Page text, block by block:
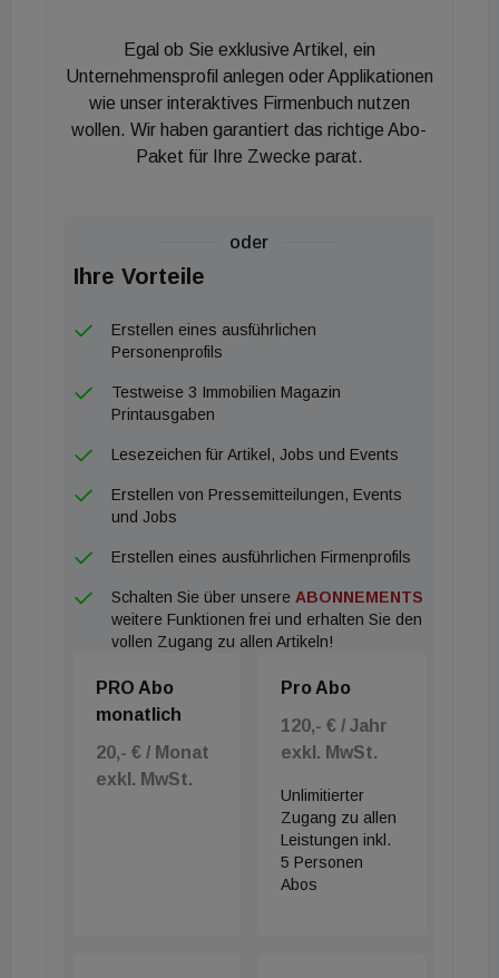
Egal ob Sie exklusive Artikel, ein
Unternehmensprofil anlegen oder Applikationen
wie unser interaktives Firmenbuch nutzen
wollen. Wir haben garantiert das richtige Abo-
Paket für Ihre Zwecke parat.
oder
Ihre Vorteile
Erstellen eines ausführlichen
Personenprofils
Testweise 3 Immobilien Magazin
Printausgaben
Lesezeichen für Artikel, Jobs und Events
Erstellen von Pressemitteilungen, Events
und Jobs
Erstellen eines ausführlichen Firmenprofils
Schalten Sie über unsere ABONNEMENTS
weitere Funktionen frei und erhalten Sie den
vollen Zugang zu allen Artikeln!
PRO Abo
monatlich
20,- € / Monat
exkl. MwSt.
Pro Abo
120,- € / Jahr
exkl. MwSt.
Unlimitierter
Zugang zu allen
Leistungen inkl.
5 Personen
Abos